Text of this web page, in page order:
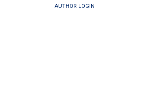
AUTHOR LOGIN